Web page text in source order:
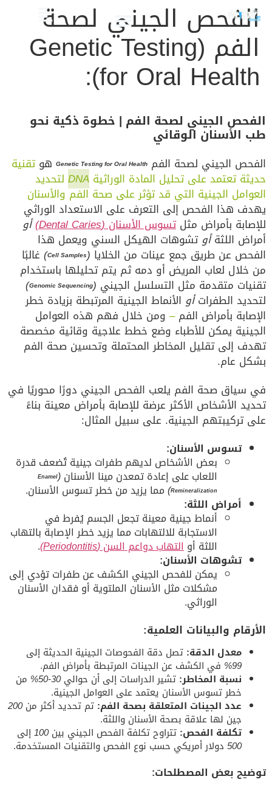
الفحص الجيني لصحة
الفم (Genetic Testing
for Oral Health):
الفحص الجيني لصحة الفم | خطوة ذكية نحو
طب الأسنان الوقائي
الفحص الجيني لصحة الفم Genetic Testing for Oral Health هوتقنية
حديثة تعتمد على تحليل المادة الوراثية DNA لتحديد
العوامل الجينية التي قد تؤثر على صحة الفم والأسنان
يهدف هذا الفحص إلى التعرف على الاستعداد الوراثي
للإصابة بأمراض مثل تسوس الأسنان(Dental Caries) أو
أمراض اللثةأوتشوهات الهيكل السني ويعمل هذا
الفحص عن طريق جمع عينات من الخلايا (
Cell Samples
) غالبًا
من خلال لعاب المريض أو دمه ثم يتم تحليلها باستخدام
تقنيات متقدمة مثل التسلسل الجيني (
Genomic Sequencing
)
لتحديد الطفراتأو الأنماط الجينية المرتبطة بزيادة خطر
الإصابة بأمراض الفم– ومن خلال فهم هذه العوامل
الجينية يمكن للأطباء وضع خطط علاجية وقائية مخصصة
تهدف إلى تقليل المخاطر المحتملة وتحسين صحة الفم
بشكل عام.
في سياق صحة الفم يلعب الفحص الجيني دورًا محوريًا في
تحديد الأشخاص الأكثر عرضة للإصابة بأمراض معينة بناءً
على تركيبتهم الجينية. على سبيل المثال:
تسوس الأسنان:
بعض الأشخاص لديهم طفرات جينية تُضعف قدرة
اللعاب على إعادة تمعدن مينا الأسنان (
Enamel
Remineralization
) مما يزيد من خطر تسوس الأسنان.
أمراض اللثة:
أنماط جينية معينة تجعل الجسم يُفرط في
الاستجابة للالتهابات مما يزيد خطر الإصابة بالتهاب
اللثة أو التهاب دواعم السن(Periodontitis)
.
تشوهات الأسنان:
يمكن للفحص الجيني الكشف عن طفرات تؤدي إلى
مشكلات مثل الأسنان الملتوية أو فقدان الأسنان
الوراثي.
الأرقام والبيانات العلمية:
معدل الدقة: تصل دقة الفحوصات الجينية الحديثة إلى
99% في الكشف عن الجينات المرتبطة بأمراض الفم.
نسبة المخاطر: تشير الدراسات إلى أن حوالي30-50% من
خطر تسوس الأسنان يعتمد على العوامل الجينية.
عدد الجينات المتعلقة بصحة الفم: تم تحديد أكثر من200
جين لها علاقة بصحة الأسنان واللثة.
تكلفة الفحص: تتراوح تكلفة الفحص الجيني بين100إلى
500 دولار أمريكي حسب نوع الفحص والتقنيات المستخدمة.
توضيح بعض المصطلحات: